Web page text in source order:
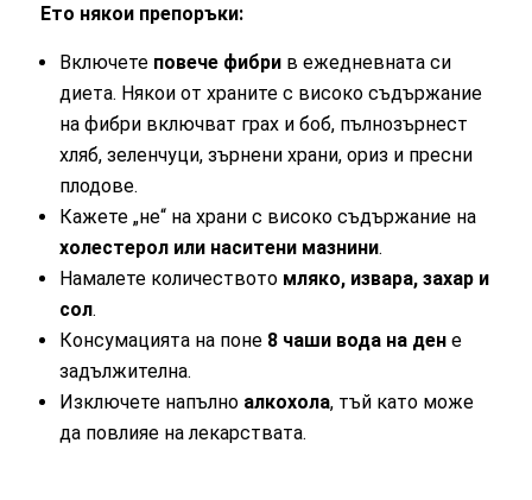
Ето някои препоръки:
Включете повече фибри в ежедневната си
диета. Някои от храните с високо съдържание
на фибри включват грах и боб, пълнозърнест
хляб, зеленчуци, зърнени храни, ориз и пресни
плодове.
Кажете „не“ на храни с високо съдържание на
холестерол или наситени мазнини.
Намалете количеството мляко, извара, захар и
сол.
Консумацията на поне 8 чаши вода на ден е
задължителна.
Изключете напълно алкохола, тъй като може
да повлияе на лекарствата.